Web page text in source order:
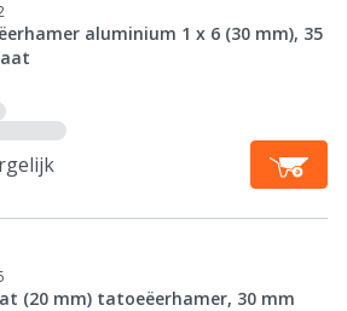
aluminium 1 x 6 (30 mm), 35
(20 mm) tatoeëerhamer, 30 mm